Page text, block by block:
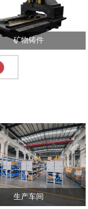
矿物铸件
生产车间